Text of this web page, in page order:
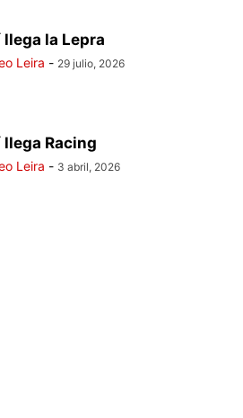
llega la Lepra
Leira - 29 julio, 2026
llega Racing
Leira - 3 abril, 2026